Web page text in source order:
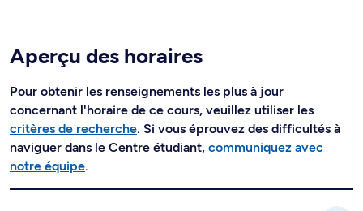
Aperçu des horaires
Pour obtenir les renseignements les plus à jour
concernant l'horaire de ce cours, veuillez utiliser les
critères de recherche. Si vous éprouvez des difficultés à
naviguer dans le Centre étudiant, communiquez avec
notre équipe.